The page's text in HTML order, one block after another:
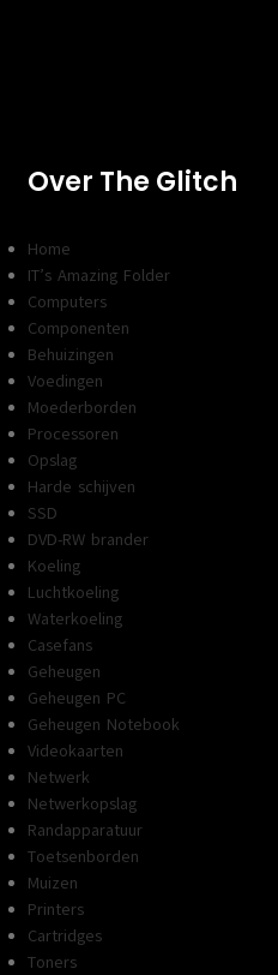
Over The Glitch
Home
IT’s Amazing Folder
Computers
Componenten
Behuizingen
Voedingen
Moederborden
Processoren
Opslag
Harde schijven
SSD
DVD-RW brander
Koeling
Luchtkoeling
Waterkoeling
Casefans
Geheugen
Geheugen PC
Geheugen Notebook
Videokaarten
Netwerk
Netwerkopslag
Randapparatuur
Toetsenborden
Muizen
Printers
Cartridges
Toners